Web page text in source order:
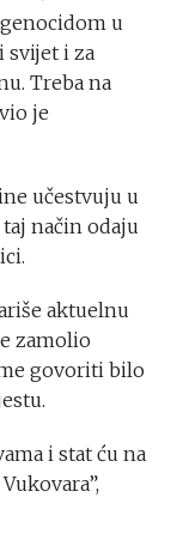
u
svijet i za
Treba na
je
učestvuju u
način odaju
aktuelnu
zamolio
govoriti bilo
i stat ću na